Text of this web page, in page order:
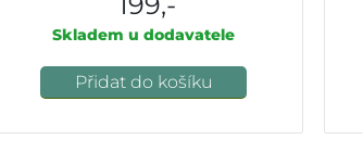
Skladem u dodavatele
Přidat do košíku